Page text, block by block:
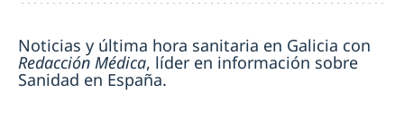
Noticias y última hora sanitaria en Galicia con
Redacción Médica, líder en información sobre
Sanidad en España.